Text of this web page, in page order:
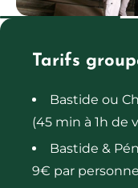
Tarifs
Bastide ou
(45 min à 1h de
Bastide &
9€ par